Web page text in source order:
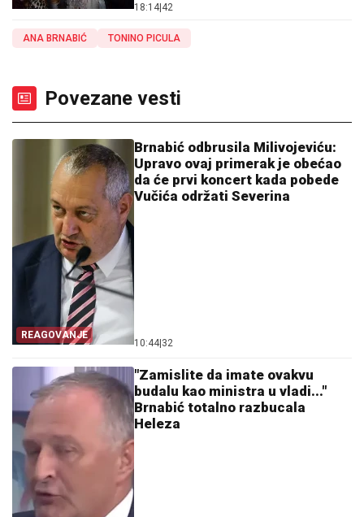
18:14 42
ANA BRNABIĆ TONINO PICULA
Povezane vesti
REAGOVANJE
Brnabić odbrusila Milivojeviću:
Upravo ovaj primerak je obećao
da će prvi koncert kada pobede
Vučića održati Severina
10:44 32
"Zamislite da imate ovakvu
budalu kao ministra u vladi..."
Brnabić totalno razbucala
Heleza